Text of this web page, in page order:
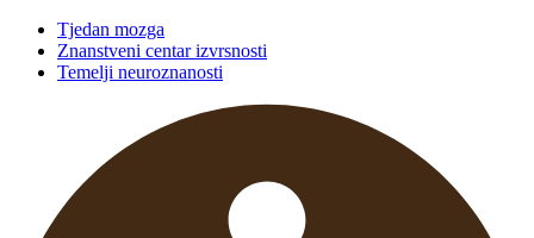
Tjedan mozga
Znanstveni centar izvrsnosti
Temelji neuroznanosti